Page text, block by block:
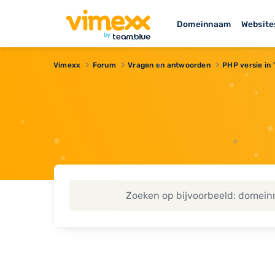
Domeinnaam
Vimexx Forum Vragen en antwoorden PHP versie in